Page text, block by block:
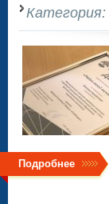
Категория:
Подробнее